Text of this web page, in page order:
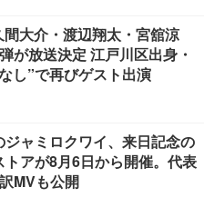
大介・渡辺翔太・宮舘涼
が放送決定 江戸川区出身・
し”で再びゲスト出演
ャミロクワイ、来日記念の
アが8月6日から開催。代表
MVも公開